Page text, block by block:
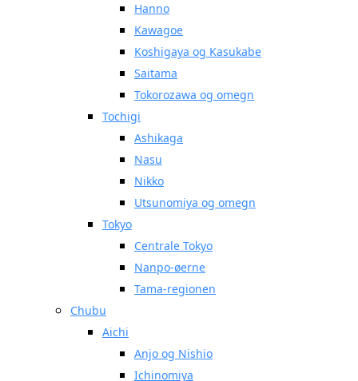
Hanno
Kawagoe
Koshigaya og Kasukabe
Saitama
Tokorozawa og omegn
Tochigi
Ashikaga
Nasu
Nikko
Utsunomiya og omegn
Tokyo
Centrale Tokyo
Nanpo-øerne
Tama-regionen
Chubu
Aichi
Anjo og Nishio
Ichinomiya